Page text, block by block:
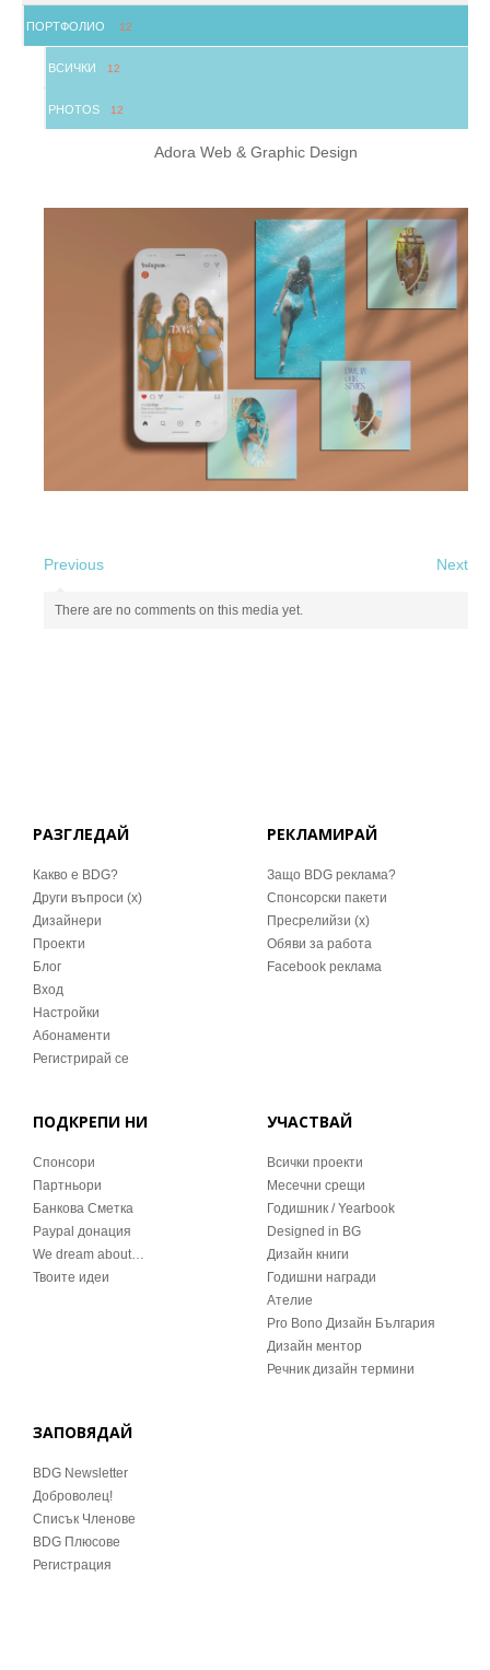
ПОРТФОЛИО 12
ВСИЧКИ 12
PHOTOS 12
Adora Web & Graphic Design
Previous Next
There are no comments on this media yet.
РАЗГЛЕДАЙ
Какво е BDG?
Други въпроси (x)
Дизайнери
Проекти
Блог
Вход
Настройки
Абонаменти
Регистрирай се
РЕКЛАМИРАЙ
Защо BDG реклама?
Спонсорски пакети
Пресрелийзи (x)
Обяви за работа
Facebook реклама
ПОДКРЕПИ НИ
Спонсори
Партньори
Банкова Сметка
Paypal донация
We dream about…
Твоите идеи
УЧАСТВАЙ
Всички проекти
Месечни срещи
Годишник / Yearbook
Designed in BG
Дизайн книги
Годишни награди
Ателие
Pro Bono Дизайн България
Дизайн ментор
Речник дизайн термини
ЗАПОВЯДАЙ
BDG Newsletter
Доброволец!
Списък Членове
BDG Плюсове
Регистрация